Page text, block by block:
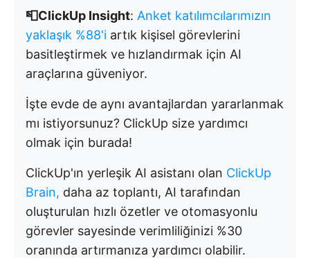
📮ClickUp Insight: Anket katılımcılarımızın
yaklaşık %88'i artık kişisel görevlerini
basitleştirmek ve hızlandırmak için AI
araçlarına güveniyor.
İşte evde de aynı avantajlardan yararlanmak
mı istiyorsunuz? ClickUp size yardımcı
olmak için burada!
ClickUp'ın yerleşik AI asistanı olan ClickUp
Brain, daha az toplantı, AI tarafından
oluşturulan hızlı özetler ve otomasyonlu
görevler sayesinde verimliliğinizi %30
oranında artırmanıza yardımcı olabilir.